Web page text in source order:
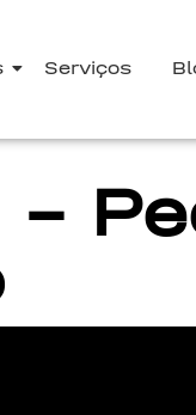
Serviços
-